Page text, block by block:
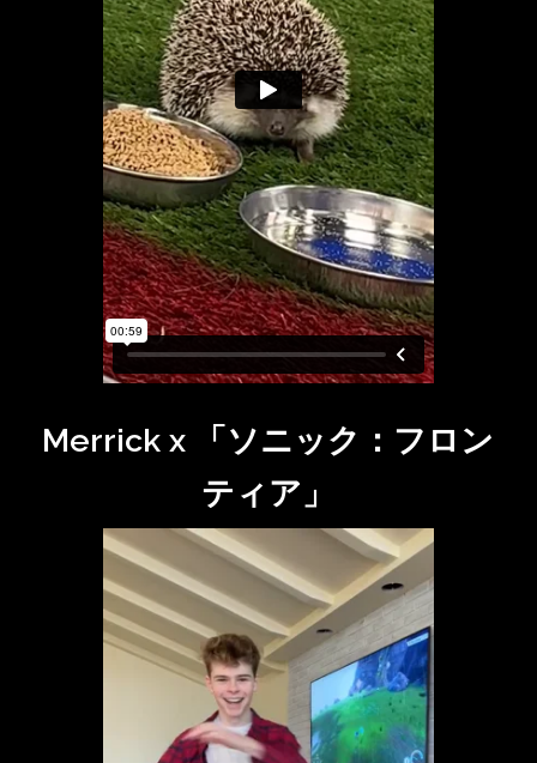
Merrick x 「ソニック：フロン
ティア」